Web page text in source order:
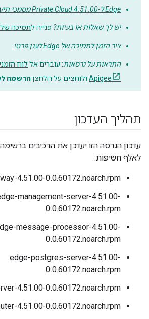
Edge ל-Private Cloud 4.51.00 מסמכי תיעוד
יש לך שאלות או בעיות? פנייה לתמיכה של Apigee Edge
ציר הזמן לתמיכה של Edge לענן פרטי
התראות על גרסאות: עוברים אל לוח
Apigee ולוחצים על הלחצןהרשמה
תהליך העדכון
עדכון הגרסה הזו יעדכן את הרכיבים
לאלף חשיפות:
4.51.00-0.0.60172.noarch.rpm
management-server-4.51.00-
0.0.60172.noarch.rpm
message-processor-4.51.00-
0.0.60172.noarch.rpm
edge-postgres-server-4.51.00-
0.0.60172.noarch.rpm
4.51.00-0.0.60172.noarch.rpm
4.51.00-0.0.60172.noarch.rpm